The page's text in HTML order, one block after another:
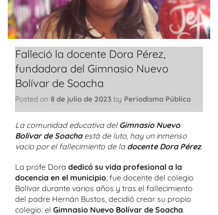
Falleció la docente Dora Pérez,
fundadora del Gimnasio Nuevo
Bolívar de Soacha
Posted on 8 de julio de 2023 by Periodismo Público
La comunidad educativa del Gimnasio Nuevo
Bolívar de Soacha está de luto, hay un inmenso
vacío por el fallecimiento de la docente Dora Pérez.
La profe Dora dedicó su vida profesional a la
docencia en el municipio , fue docente del colegio
Bolívar durante varios años y tras el fallecimiento
del padre Hernán Bustos, decidió crear su propio
colegio: el Gimnasio Nuevo Bolívar de Soacha.